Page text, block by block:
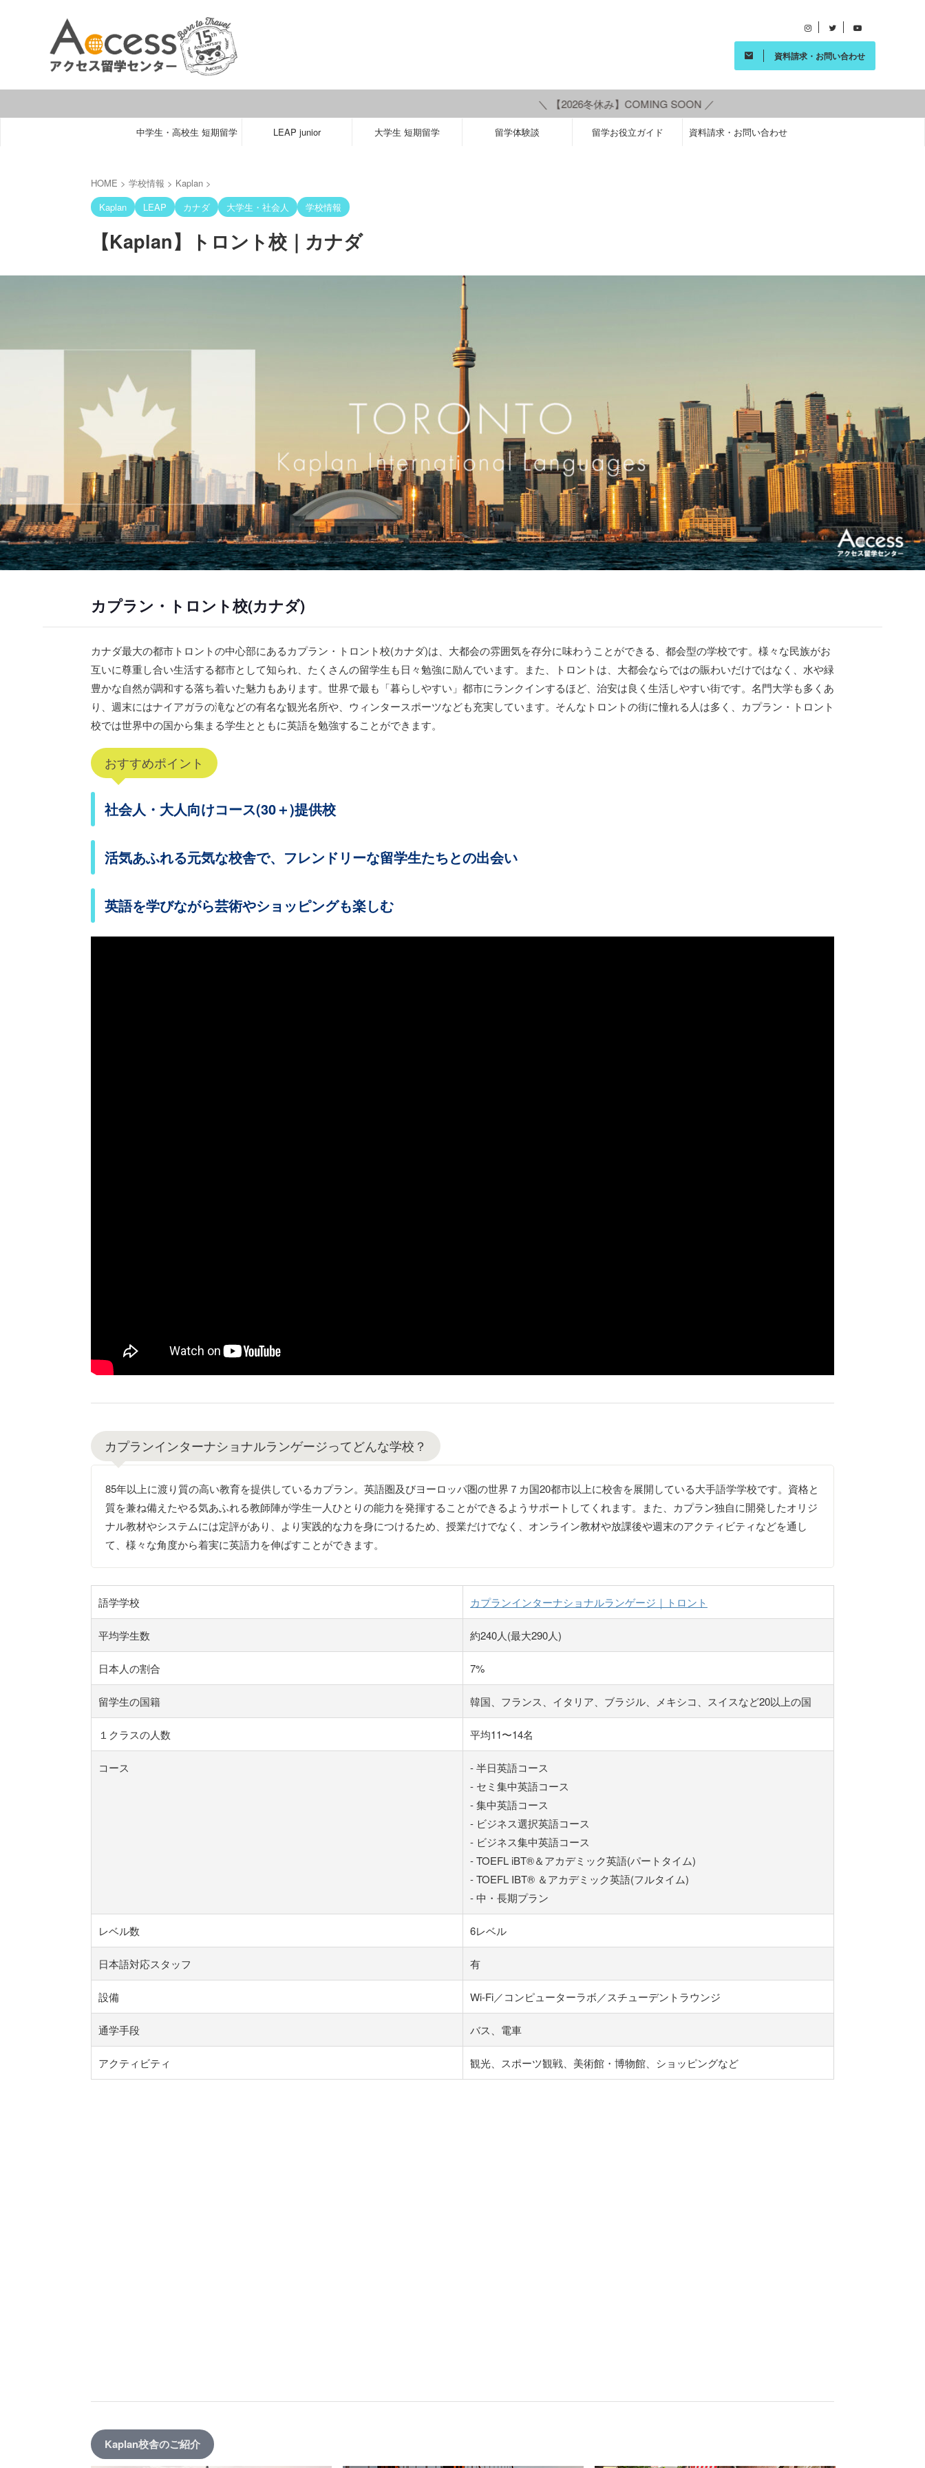
資料請求・お問い合わせ
＼ 【2026冬休み】COMING SOON ／
中学生・高校生 短期留学 LEAP junior 大学生 短期留学 留学体験談 留学お役立ガイド 資料請求・お問い合わせ
HOME > 学校情報 > Kaplan >
Kaplan
LEAP カナダ 大学生・社会人 学校情報
【Kaplan】トロント校｜カナダ
カプラン・トロント校(カナダ)
カナダ最大の都市トロントの中心部にあるカプラン・トロント校(カナダ)は、大都会の雰囲気を存分に味わうことができる、都会型の学校です。様々な民族がお
互いに尊重し合い生活する都市として知られ、たくさんの留学生も日々勉強に励んでいます。また、トロントは、大都会ならではの賑わいだけではなく、水や緑
豊かな自然が調和する落ち着いた魅力もあります。世界で最も「暮らしやすい」都市にランクインするほど、治安は良く生活しやすい街です。名門大学も多くあ
り、週末にはナイアガラの滝などの有名な観光名所や、ウィンタースポーツなども充実しています。そんなトロントの街に憧れる人は多く、カプラン・トロント
校では世界中の国から集まる学生とともに英語を勉強することができます。
おすすめポイント
社会人・大人向けコース(30＋)提供校
活気あふれる元気な校舎で、フレンドリーな留学生たちとの出会い
英語を学びながら芸術やショッピングも楽しむ
カプランインターナショナルランゲージってどんな学校？
85年以上に渡り質の高い教育を提供しているカプラン。英語圏及びヨーロッパ圏の世界７カ国20都市以上に校舎を展開している大手語学学校です。資格と
質を兼ね備えたやる気あふれる教師陣が学生一人ひとりの能力を発揮することができるようサポートしてくれます。また、カプラン独自に開発したオリジ
ナル教材やシステムには定評があり、より実践的な力を身につけるため、授業だけでなく、オンライン教材や放課後や週末のアクティビティなどを通し
て、様々な角度から着実に英語力を伸ばすことができます。
語学学校 カプランインターナショナルランゲージ｜トロント
平均学生数 約240人(最大290人)
日本人の割合 7%
留学生の国籍 韓国、フランス、イタリア、ブラジル、メキシコ、スイスなど20以上の国
１クラスの人数 平均11〜14名
コース
- 半日英語コース
- セミ集中英語コース
- 集中英語コース
- ビジネス選択英語コース
- ビジネス集中英語コース
- TOEFL iBT®＆アカデミック英語(パートタイム)
- TOEFL IBT® ＆アカデミック英語(フルタイム)
- 中・長期プラン
レベル数 6レベル
日本語対応スタッフ 有
設備 Wi-Fi／コンピューターラボ／スチューデントラウンジ
通学手段 バス、電車
アクティビティ 観光、スポーツ観戦、美術館・博物館、ショッピングなど
Kaplan校舎のご紹介